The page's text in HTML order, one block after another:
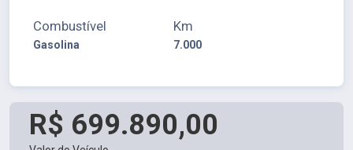
Combustível
Gasolina
Km
7.000
R$ 699.890,00